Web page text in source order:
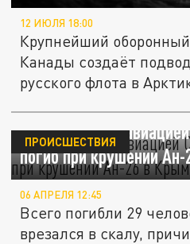
12 ИЮЛЯ 18:00
Крупнейший
Канады создаёт
русского флота в
Командующий
погиб при крушении
ПРОИСШЕСТВИЯ
06 АПРЕЛЯ 12:45
Всего погибли 29
врезался в скалу,